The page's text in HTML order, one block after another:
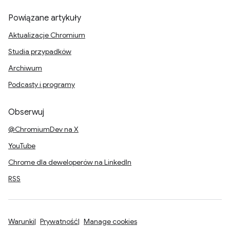
Powiązane artykuły
Aktualizacje Chromium
Studia przypadków
Archiwum
Podcasty i programy
Obserwuj
@ChromiumDev na X
YouTube
Chrome dla deweloperów na LinkedIn
RSS
Warunki Prywatność Manage cookies